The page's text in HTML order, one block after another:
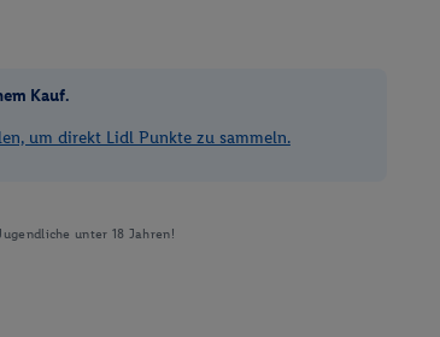
Kauf.
um direkt Lidl Punkte zu sammeln.
unter 18 Jahren!